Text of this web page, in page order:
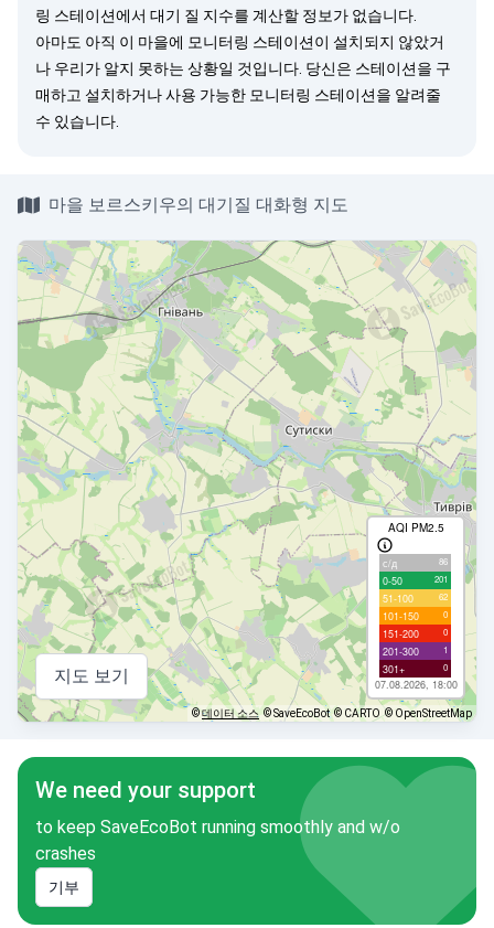
링 스테이션에서 대기 질 지수를 계산할 정보가 없습니다.
아마도 아직 이 마을에 모니터링 스테이션이 설치되지 않았거
나 우리가 알지 못하는 상황일 것입니다. 당신은 스테이션을 구
매하고 설치하거나 사용 가능한 모니터링 스테이션을 알려줄
수 있습니다.
마을 보르스키우의 대기질 대화형 지도
AQI PM2.5
с/д 86
0-50 201
51-100 62
101-150 0
151-200 0
201-300 1
301+ 0
07.08.2026, 18:00
지도 보기
©데이터 소스 © SaveEcoBot © CARTO © OpenStreetMap
We need your support
to keep SaveEcoBot running smoothly and w/o
crashes
기부